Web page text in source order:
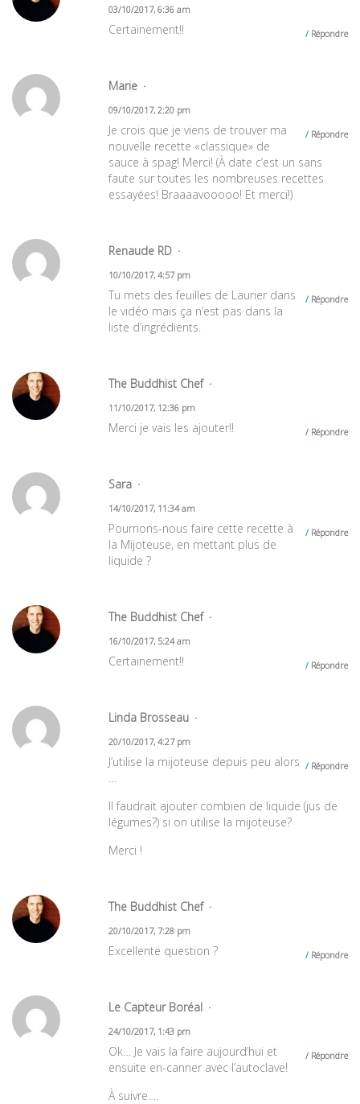
03/10/2017, 6:36 am
Répondre
Certainement!!
Marie
09/10/2017, 2:20 pm
Répondre
Je crois que je viens de trouver ma
nouvelle recette «classique» de
sauce à spag! Merci! (À date c’est un sans
faute sur toutes les nombreuses recettes
essayées! Braaaavooooo! Et merci!)
Renaude RD
10/10/2017, 4:57 pm
Répondre
Tu mets des feuilles de Laurier dans
le vidéo mais ça n’est pas dans la
liste d’ingrédients.
The Buddhist Chef
11/10/2017, 12:36 pm
Répondre
Merci je vais les ajouter!!
Sara
14/10/2017, 11:34 am
Répondre
Pourrions-nous faire cette recette à
la Mijoteuse, en mettant plus de
liquide ?
The Buddhist Chef
16/10/2017, 5:24 am
Répondre
Certainement!!
Linda Brosseau
20/10/2017, 4:27 pm
Répondre
J’utilise la mijoteuse depuis peu alors
…
Il faudrait ajouter combien de liquide (jus de
légumes?) si on utilise la mijoteuse?
Merci !
The Buddhist Chef
20/10/2017, 7:28 pm
Répondre
Excellente question ?
Le Capteur Boréal
24/10/2017, 1:43 pm
Répondre
Ok… Je vais la faire aujourd’hui et
ensuite en-canner avec l’autoclave!
À suivre….